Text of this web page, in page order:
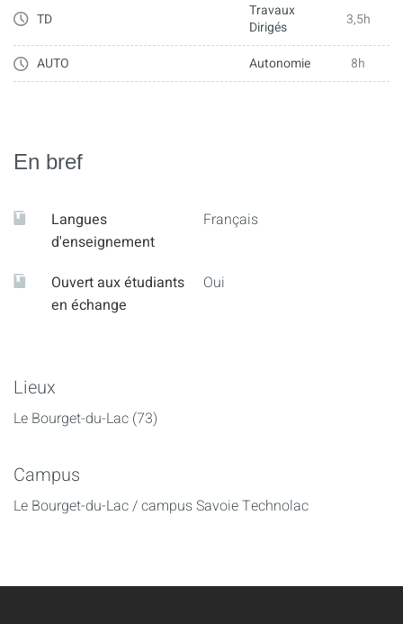
TD
Travaux
Dirigés
3,5h
AUTO Autonomie 8h
En bref
Langues
d'enseignement
Français
Ouvert aux étudiants
en échange
Oui
Lieux
Le Bourget-du-Lac (73)
Campus
Le Bourget-du-Lac / campus Savoie Technolac